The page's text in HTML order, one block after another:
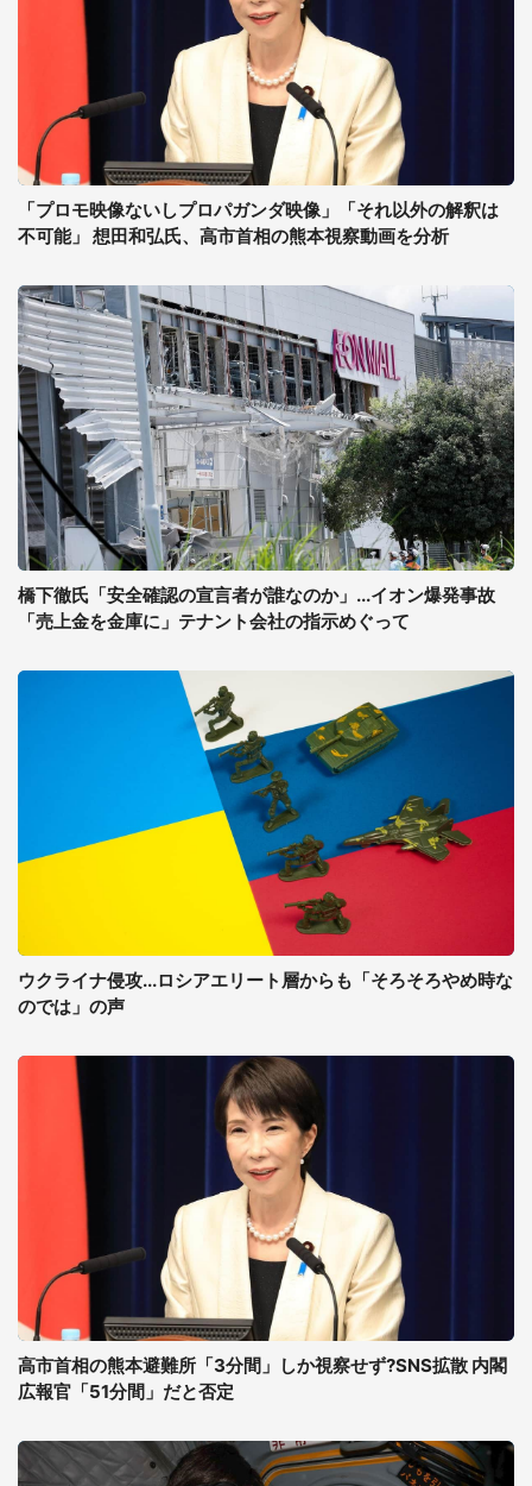
「プロモ映像ないしプロパガンダ映像」「それ以外の解釈は
不可能」 想田和弘氏、高市首相の熊本視察動画を分析
橋下徹氏「安全確認の宣言者が誰なのか」...イオン爆発事故
「売上金を金庫に」テナント会社の指示めぐって
ウクライナ侵攻...ロシアエリート層からも「そろそろやめ時な
のでは」の声
高市首相の熊本避難所「3分間」しか視察せず?SNS拡散 内閣
広報官「51分間」だと否定